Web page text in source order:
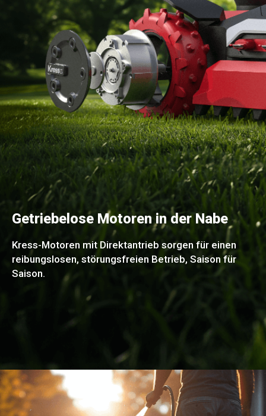
Getriebelose Motoren in der Nabe
Kress-Motoren mit Direktantrieb sorgen für einen
reibungslosen, störungsfreien Betrieb, Saison für
Saison.